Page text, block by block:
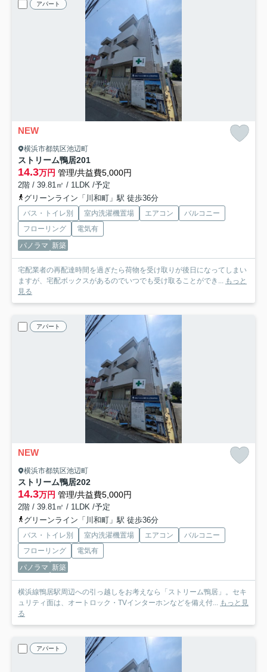
アパート
NEW
横浜市都筑区池辺町
ストリーム鴨居201
14.3万円 管理/共益費5,000円
2階 / 39.81㎡ / 1LDK /予定
グリーンライン「川和町」駅 徒歩36分
バス・トイレ別 室内洗濯機置場 エアコン
バルコニー
フローリング
電気有
パノラマ 新築
宅配業者の再配達時間を過ぎたら荷物を受け取りが後日になってしまい
ますが、宅配ボックスがあるのでいつでも受け取ることができ...
もっと
見る
アパート
NEW
横浜市都筑区池辺町
ストリーム鴨居202
14.3万円 管理/共益費5,000円
2階 / 39.81㎡ / 1LDK /予定
グリーンライン「川和町」駅 徒歩36分
バス・トイレ別 室内洗濯機置場 エアコン
バルコニー
フローリング
電気有
パノラマ 新築
横浜線鴨居駅周辺への引っ越しをお考えなら「ストリーム鴨居」。セキ
ュリティ面は、オートロック・TVインターホンなどを備え付...
もっと見
る
アパート